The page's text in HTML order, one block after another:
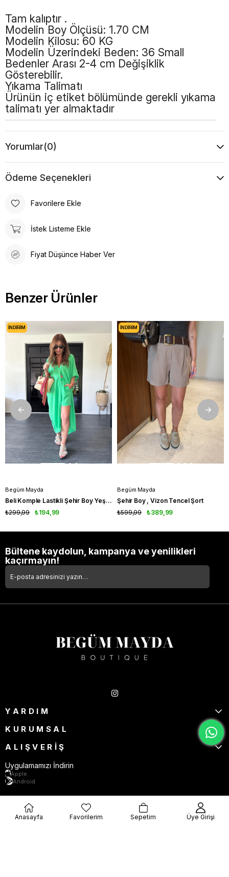
Tam kalıptır .
Modelin Boy Ölçüsü: 1.70 CM
Modelin Kilosu: 60 KG
Modelin Üzerindeki Beden: 36 Small
Bedenler Arası 2-4 cm Değişiklik
Gösterebilir.
Yıkama Talimatı
Ürünün iç etiket bölümünde gerekli yıkama
talimatı yer almaktadır
Yorumlar(0)
Ödeme Seçenekleri
Favorilere Ekle
İstek Listeme Ekle
Fiyat Düşünce Haber Ver
Benzer Ürünler
Begüm Mayda
Beli Komple Lastikli Şehir Boy Yeşil Şort
₺194,99
₺299,99
İNDIRIM
Begüm Mayda
Şehir Boy , Vizon Tencel Şort
₺389,99
₺599,99
İNDIRIM
Bültene kaydolun, kampanya ve yenilikleri
kaçırmayın!
YARDIM
KURUMSAL
ALIŞVERİŞ
Uygulamamızı İndirin
Apple
Android
Anasayfa Favorilerim Sepetim Üye Girişi